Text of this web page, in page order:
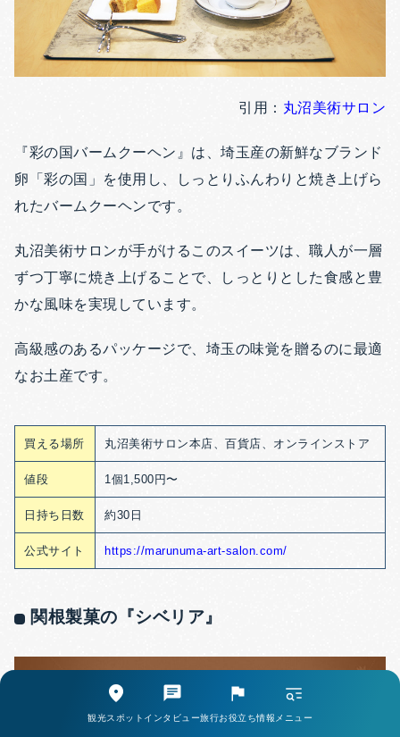
引用： 丸沼美術サロン
『彩の国バームクーヘン』は、埼玉産の新鮮なブランド
卵「彩の国」を使用し、しっとりふんわりと焼き上げら
れたバームクーヘンです。
丸沼美術サロンが手がけるこのスイーツは、職人が一層
ずつ丁寧に焼き上げることで、しっとりとした食感と豊
かな風味を実現しています。
高級感のあるパッケージで、埼玉の味覚を贈るのに最適
なお土産です。
買える場所 丸沼美術サロン本店、百貨店、オンラインストア
値段 1個1,500円〜
日持ち日数 約30日
公式サイト https://marunuma-art-salon.com/
関根製菓の『シベリア』
観光スポット インタビュー旅行お役立ち情報 メニュー